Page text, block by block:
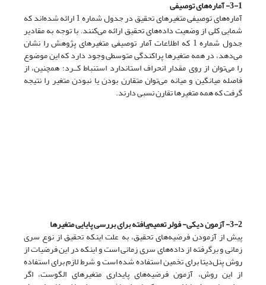
3-1- آماره‌های توصیفی
آماره‌های توصیفی متغیرهای تحقیق در جدول شماره 1 ارائه شده‌اند که
شمایی کلی از وضعیت داده‌های تحقیق ارائه می‌کنند. با توجه به مقادیر
جدول شماره 1 که اطلاعات آمار توصیفی متغیرهای پژوهش را نشان
می‌دهد، در همه متغیرها پراکندگی متوسطی وجود دارد که این موضوع
را می‌توان از روی مقدار انحراف استاندارد استنباط کــرد؛ همچنین، از
فاصله میانگین و میانه می‌توان متقارن بودن یا نبودن متغیر را نتیجه
گرفت که همه متغیرها تقارن نسبی دارند.
3-2- آزمون دیکی- فولر تعمیم‌یافته برای بررسی پایایی متغیرها
پیش از آزمودن فرضیه‌های تحقیق، به علت اینکه تحقیق از نوع سری
زمانی و برگرفته از داده‌های سری زمانی است و اینکه در این فرضیات از
روش پنل‌دیتا برای تخمین استفاده شده است و شرط لازم برای استفاده
از این روش، آزمون فرضیه‌های پایداری متغیرهای الگوست، اگر